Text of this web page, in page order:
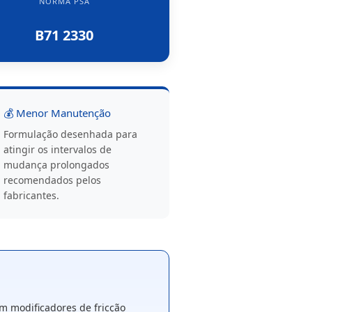
B71 2330
💰 Menor Manutenção
Formulação desenhada para
atingir os intervalos de
mudança prolongados
recomendados pelos
fabricantes.
modificadores de fricção